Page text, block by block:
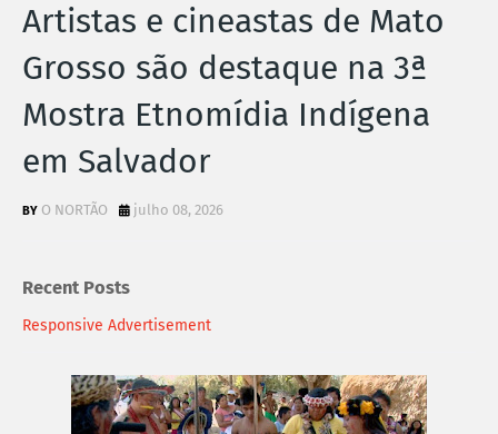
Artistas e cineastas de Mato
Grosso são destaque na 3ª
Mostra Etnomídia Indígena
em Salvador
O NORTÃO julho 08, 2026
Recent Posts
Responsive Advertisement